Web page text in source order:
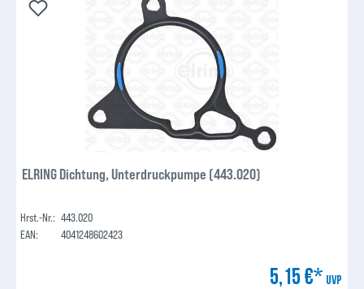
ELRING Dichtung, Unterdruckpumpe (443.020)
Hrst.-Nr.: 443.020
EAN:
4041248602423
5,15 €* UVP